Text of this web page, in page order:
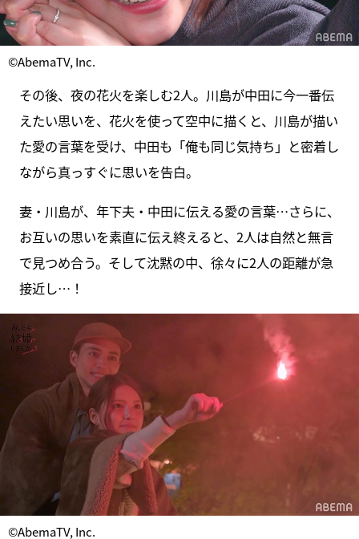
©AbemaTV, Inc.
その後、夜の花火を楽しむ2人。川島が中田に今一番伝
えたい思いを、花火を使って空中に描くと、川島が描い
た愛の言葉を受け、中田も「俺も同じ気持ち」と密着し
ながら真っすぐに思いを告白。
妻・川島が、年下夫・中田に伝える愛の言葉…さらに、
お互いの思いを素直に伝え終えると、2人は自然と無言
で見つめ合う。そして沈黙の中、徐々に2人の距離が急
接近し…！
©AbemaTV, Inc.